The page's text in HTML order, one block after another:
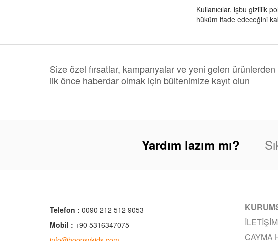
Kullanıcılar, işbu gizlilik
hüküm ifade edeceğini
Size özel fırsatlar, kampanyalar ve yeni gelen ürünlerden
ilk önce haberdar olmak için bültenimize kayıt olun
Yardım lazım mı?
Telefon : 0090 212 512 9053
Mobil : +90 5316347075
İLETIŞIM
CAYMA